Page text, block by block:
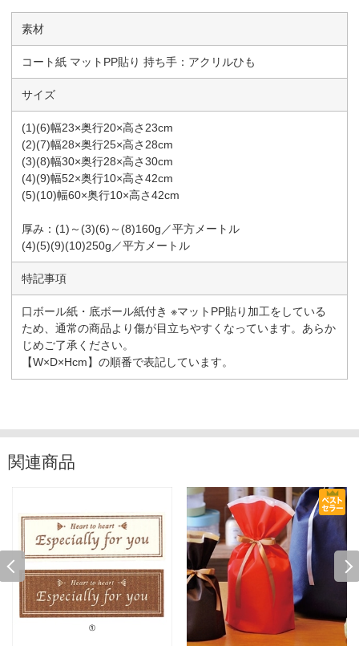
素材
コート紙 マットPP貼り 持ち手：アクリルひも
サイズ
(1)(6)幅23×奥行20×高さ23cm
(2)(7)幅28×奥行25×高さ28cm
(3)(8)幅30×奥行28×高さ30cm
(4)(9)幅52×奥行10×高さ42cm
(5)(10)幅60×奥行10×高さ42cm
厚み：(1)～(3)(6)～(8)160g／平方メートル
(4)(5)(9)(10)250g／平方メートル
特記事項
口ボール紙・底ボール紙付き ※マットPP貼り加工をしている
ため、通常の商品より傷が目立ちやすくなっています。あらか
じめご了承ください。
【W×D×Hcm】の順番で表記しています。
関連商品